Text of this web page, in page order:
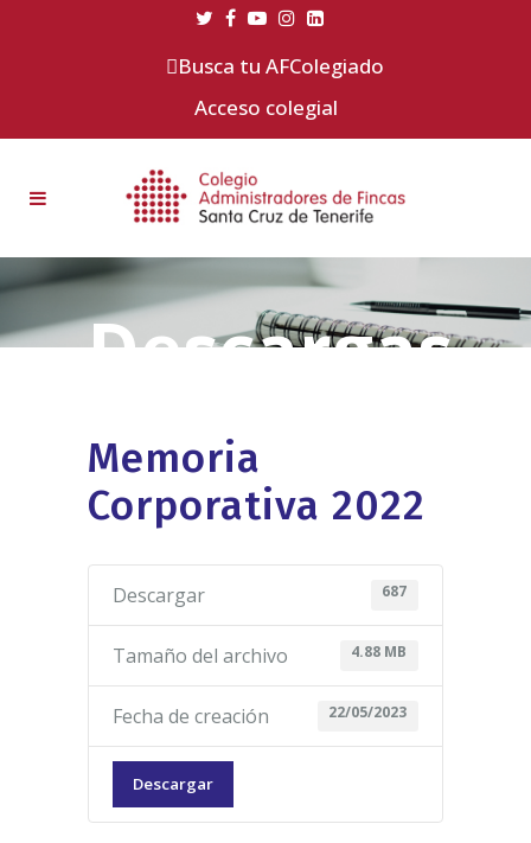
Busca tu AFColegiado
Acceso colegial
Memoria
Corporativa 2022
Descargar 687
Tamaño del archivo 4.88 MB
Fecha de creación 22/05/2023
Descargar